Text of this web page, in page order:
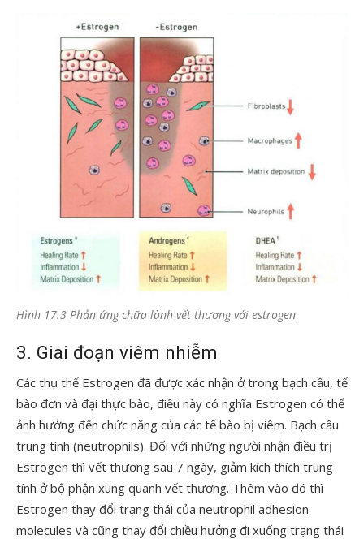
Hình 17.3 Phản ứng chữa lành vết thương với estrogen
3. Giai đoạn viêm nhiễm
Các thụ thể Estrogen đã được xác nhận ở trong bạch cầu, tế
bào đơn và đại thực bào, điều này có nghĩa Estrogen có thể
ảnh hưởng đến chức năng của các tế bào bị viêm. Bạch cầu
trung tính (neutrophils). Đối với những người nhận điều trị
Estrogen thì vết thương sau 7 ngày, giảm kích thích trung
tính ở bộ phận xung quanh vết thương. Thêm vào đó thì
Estrogen thay đổi trạng thái của neutrophil adhesion
molecules và cũng thay đổi chiều hưởng đi xuống trạng thái